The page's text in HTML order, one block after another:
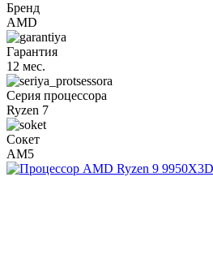
Бренд
AMD
Гарантия
12 мес.
Серия процессора
Ryzen 7
Сокет
AM5